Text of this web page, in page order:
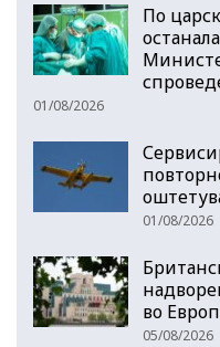
По
01/08/2026
01/08/2026
во
05/08/2026